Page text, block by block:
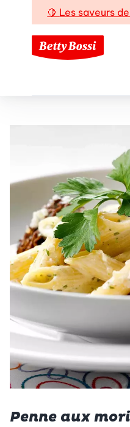
🍋 Les saveurs
Penne aux